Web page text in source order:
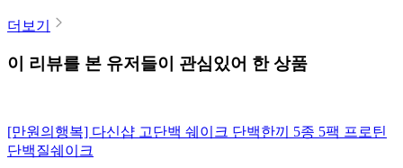
더보기
이 리뷰를 본 유저들이 관심있어 한 상품
[만원의행복] 다신샵 고단백 쉐이크 단백한끼 5종 5팩 프로틴
단백질쉐이크